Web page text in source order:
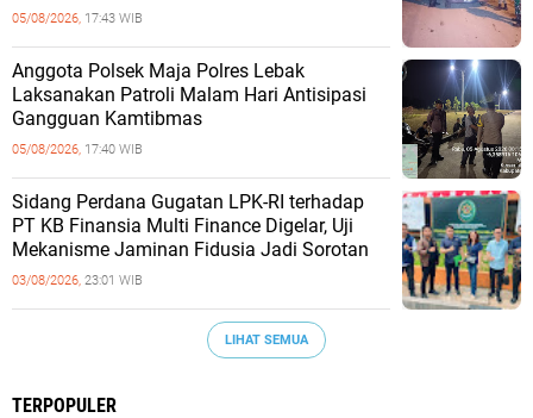
05/08/2026, 17:43 WIB
Anggota Polsek Maja Polres Lebak
Laksanakan Patroli Malam Hari Antisipasi
Gangguan Kamtibmas
05/08/2026, 17:40 WIB
Sidang Perdana Gugatan LPK-RI terhadap
PT KB Finansia Multi Finance Digelar, Uji
Mekanisme Jaminan Fidusia Jadi Sorotan
03/08/2026, 23:01 WIB
LIHAT SEMUA
TERPOPULER